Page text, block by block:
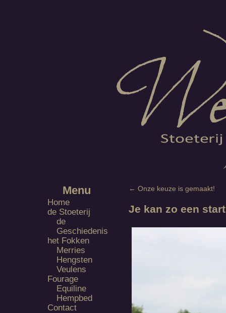
← Onze keuze is gemaakt!
Je kan zo een
Menu
Home
de Stoeterij
de
Geschiedenis
het Fokken
Merries
Hengsten
Veulens
Fourage
Equiline
Hempbed
Contact